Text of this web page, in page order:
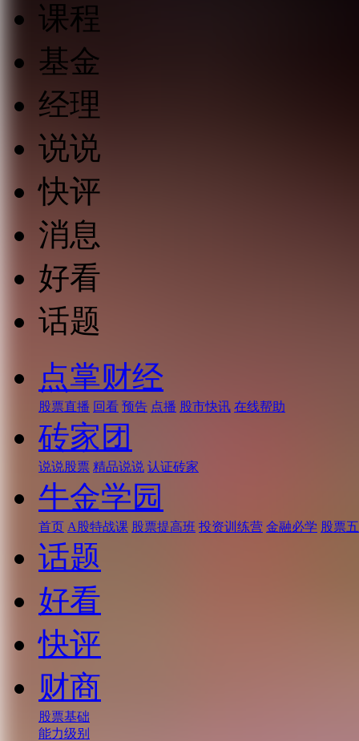
课程
基金
经理
说说
快评
消息
好看
话题
点掌财经
股票直播 回看 预告 点播 股市快讯 在线帮助
砖家团
说说股票 精品说说 认证砖家
牛金学园
首页 A股特战课 股票提高班 投资训练营 金融必学 股票
话题
好看
快评
财商
股票基础
能力级别